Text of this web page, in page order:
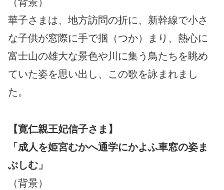
華子さまは、地方訪問の折に、新幹線で小さ
な子供が窓際に手で掴（つか）まり、熱心に
富士山の雄大な景色や川に集う鳥たちを眺め
ていた姿を思い出し、この歌を詠まれまし
た。
【寛仁親王妃信子さま】
「成人を姫宮むかへ通学にかよふ車窓の姿ま
ぶしむ」
（背景）